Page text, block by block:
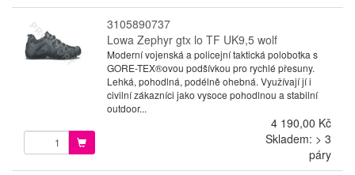
3105890737
Lowa Zephyr gtx lo TF UK9,5 wolf
Moderní vojenská a policejní taktická polobotka s
GORE-TEX®ovou podšívkou pro rychlé přesuny.
Lehká, pohodlná, podélně ohebná. Využívají jí i
civilní zákazníci jako vysoce pohodlnou a stabilní
outdoor...
4 190,00 Kč
Skladem: > 3
páry